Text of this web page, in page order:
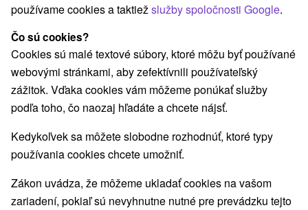
Všetky kategórie
Pobyty so zľavou(27)
Wellness pobyty
Romantické pobyty(8) Seniorské pobyty(11)
Rodinné pobyty(23)
Vyberte lokalitu alebo termín
Najpredávanejšie
1.
používame cookies a taktiežslužby spoločnosti Google.
Čo sú cookies?
Cookies sú malé textové súbory, ktoré môžu byť používané
webovými stránkami, aby zefektívnili používateľský
zážitok. Vďaka cookies vám môžeme ponúkať služby
podľa toho, čo naozaj hľadáte a chcete nájsť.
Kedykoľvek sa môžete slobodne rozhodnúť, ktoré typy
používania cookies chcete umožniť.
Zákon uvádza, že môžeme ukladať cookies na vašom
zariadení, pokiaľ sú nevyhnutne nutné pre prevádzku tejto